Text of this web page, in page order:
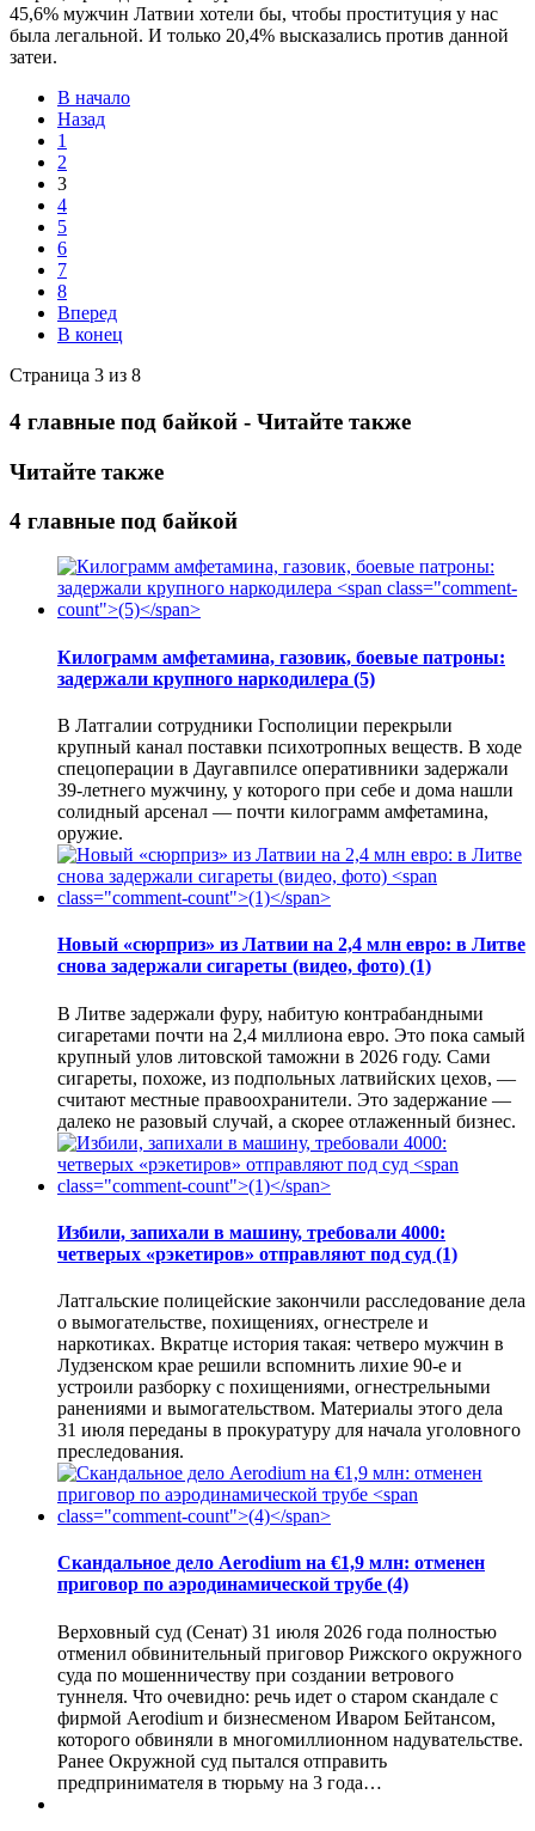
45,6% мужчин Латвии хотели бы, чтобы проституция у нас
была легальной. И только 20,4% высказались против данной
затеи.
В начало
Назад
1
2
3
4
5
6
7
8
Вперед
В конец
Страница 3 из 8
4 главные под байкой - Читайте также
Читайте также
4 главные под байкой
Килограмм амфетамина, газовик, боевые патроны:
задержали крупного наркодилера (5)
В Латгалии сотрудники Госполиции перекрыли
крупный канал поставки психотропных веществ. В ходе
спецоперации в Даугавпилсе оперативники задержали
39-летнего мужчину, у которого при себе и дома нашли
солидный арсенал — почти килограмм амфетамина,
оружие.
Новый «сюрприз» из Латвии на 2,4 млн евро: в Литве
снова задержали сигареты (видео, фото) (1)
В Литве задержали фуру, набитую контрабандными
сигаретами почти на 2,4 миллиона евро. Это пока самый
крупный улов литовской таможни в 2026 году. Сами
сигареты, похоже, из подпольных латвийских цехов, —
считают местные правоохранители. Это задержание —
далеко не разовый случай, а скорее отлаженный бизнес.
Избили, запихали в машину, требовали 4000:
четверых «рэкетиров» отправляют под суд (1)
Латгальские полицейские закончили расследование дела
о вымогательстве, похищениях, огнестреле и
наркотиках. Вкратце история такая: четверо мужчин в
Лудзенском крае решили вспомнить лихие 90-е и
устроили разборку с похищениями, огнестрельными
ранениями и вымогательством. Материалы этого дела
31 июля переданы в прокуратуру для начала уголовного
преследования.
Скандальное дело Aerodium на €1,9 млн: отменен
приговор по аэродинамической трубе (4)
Верховный суд (Сенат) 31 июля 2026 года полностью
отменил обвинительный приговор Рижского окружного
суда по мошенничеству при создании ветрового
туннеля. Что очевидно: речь идет о старом скандале с
фирмой Aerodium и бизнесменом Иваром Бейтансом,
которого обвиняли в многомиллионном надувательстве.
Ранее Окружной суд пытался отправить
предпринимателя в тюрьму на 3 года…